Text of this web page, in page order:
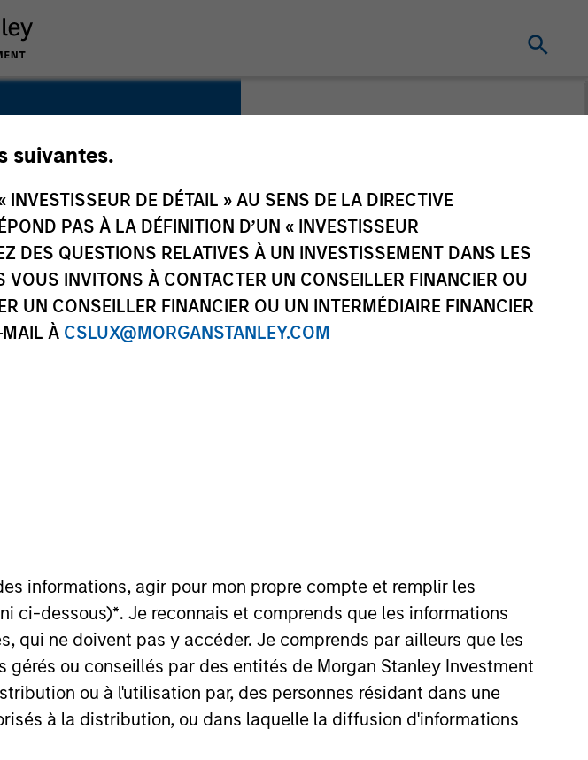
suivantes.
DE DÉTAIL » AU SENS DE LA DIRECTIVE
PAS À LA DÉFINITION D’UN « INVESTISSEUR
DES QUESTIONS RELATIVES À UN INVESTISSEMENT DANS LES
INVITONS À CONTACTER UN CONSEILLER FINANCIER OU
UN CONSEILLER FINANCIER OU UN INTERMÉDIAIRE FINANCIER
MAIL À CSLUX@MORGANSTANLEY.COM
informations, agir pour mon propre compte et remplir les
ci-dessous)*. Je reconnais et comprends que les informations
qui ne doivent pas y accéder. Je comprends par ailleurs que les
ou conseillés par des entités de Morgan Stanley Investment
ou à l'utilisation par, des personnes résidant dans une
à la distribution, ou dans laquelle la diffusion d'informations
Healthcare
India
India through a
range of testing
only. There is no guarantee that the investment mentioned
the future (for current holdings). The trademarks and service marks
has not been authorized, sponsored, or otherwise approved by
to a third party site. We are providing these hyperlinks to you
imply any endorsement, approval, investigation, verification or
shall we be responsible for the information contained on the site